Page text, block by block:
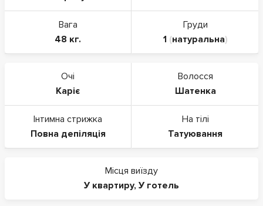
Вага
48 кг.
Груди
1(натуральна)
Очі
Каріє
Волосся
Шатенка
Інтимна стрижка
Повна депіляція
На тілі
Татуювання
Місця виїзду
У квартиру, У готель